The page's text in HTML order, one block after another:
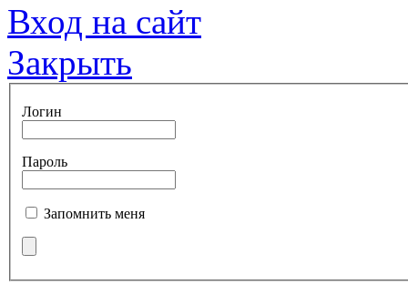
Вход на сайт
Закрыть
Логин
Пароль
Запомнить меня